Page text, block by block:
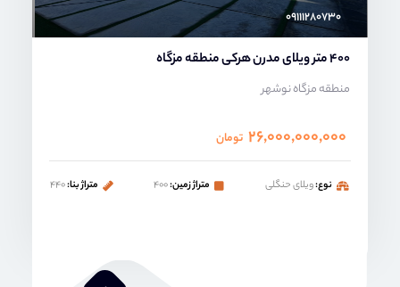
۰۹۱۱۱۲۸۰۷۳۰
400 متر ویلای مدرن هرکی منطقه مزگاه
منطقه مزگاه نوشهر
۲۶,۰۰۰,۰۰۰,۰۰۰ تومان
نوع:ویلای حنگلی متراژ زمین:۴۰۰ متراژ بنا:۴۴۰